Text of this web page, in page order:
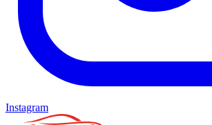
Instagram